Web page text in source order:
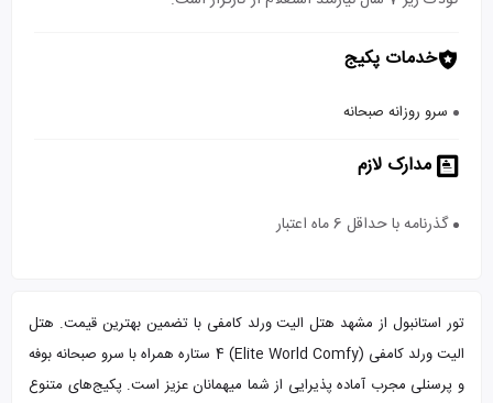
خدمات پکیج
سرو روزانه صبحانه
مدارک لازم
گذرنامه با حداقل 6 ماه اعتبار
تور استانبول از مشهد هتل الیت ورلد کامفی با تضمین بهترین قیمت. هتل
الیت ورلد کامفی (Elite World Comfy) 4 ستاره همراه با سرو صبحانه بوفه
و پرسنلی مجرب آماده پذیرایی از شما میهمانان عزیز است. پکیج‌های متنوع